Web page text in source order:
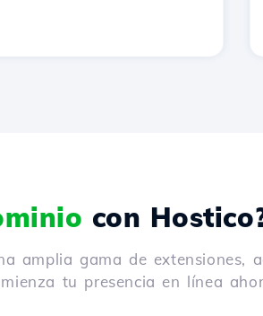
con
amplia gama de extensiones,
tu presencia en línea